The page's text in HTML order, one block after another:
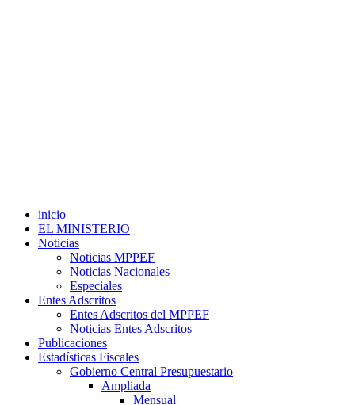
inicio
EL MINISTERIO
Noticias
Noticias MPPEF
Noticias Nacionales
Especiales
Entes Adscritos
Entes Adscritos del MPPEF
Noticias Entes Adscritos
Publicaciones
Estadísticas Fiscales
Gobierno Central Presupuestario
Ampliada
Mensual